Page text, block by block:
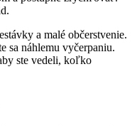
a malé občerstvenie.
sa náhlemu vyčerpaniu.
ste vedeli, koľko